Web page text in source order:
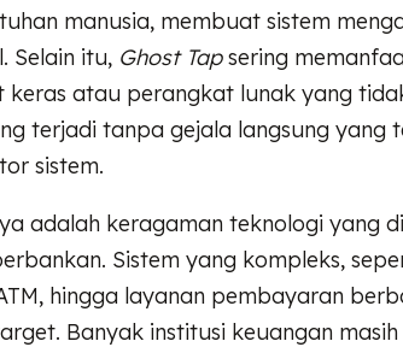
manusia, membuat sistem
Selain itu, Ghost Tapsering
atau perangkat lunak yang
terjadi tanpa gejala langsung yang
sistem.
adalah keragaman teknologi yang
Sistem yang kompleks,
hingga layanan pembayaran
Banyak institusi keuangan